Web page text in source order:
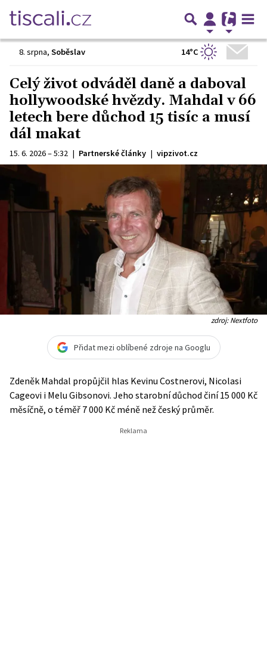
8. srpna, Soběslav 14°C
Celý život odváděl daně a daboval
hollywoodské hvězdy. Mahdal v 66
letech bere důchod 15 tisíc a musí
dál makat
15. 6. 2026 – 5:32 | Partnerské články | vipzivot.cz
zdroj: Nextfoto
Přidat mezi oblíbené zdroje na Googlu
Zdeněk Mahdal propůjčil hlas Kevinu Costnerovi, Nicolasi
Cageovi i Melu Gibsonovi. Jeho starobní důchod činí 15 000 Kč
měsíčně, o téměř 7 000 Kč méně než český průměr.